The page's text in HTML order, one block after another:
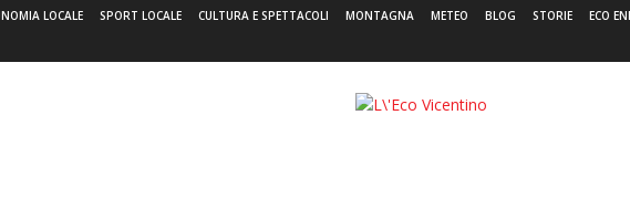
LOCALE SPORT LOCALE CULTURA E SPETTACOLI MONTAGNA METEO BLOG STORIE ECO
L'Eco